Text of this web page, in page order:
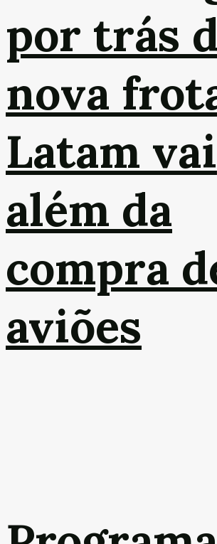
por trás
nova
Latam vai
além da
compra
aviões